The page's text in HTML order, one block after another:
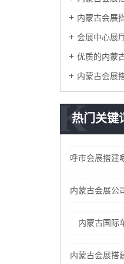
内蒙古会展
会展中心展厅搭建如
优质的内蒙古会展
内蒙古会展搭建公司​
热门关键
K
呼市会展搭建
内蒙古会展公
内蒙古国际
内蒙古会展搭